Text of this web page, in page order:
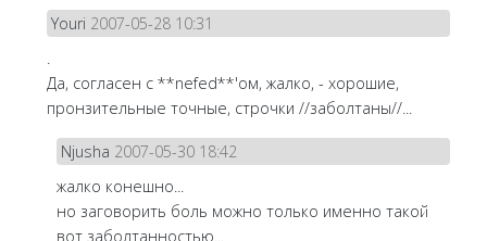
Youri 2007-05-28 10:31
.
Да, согласен с **nefed**'ом, жалко, - хорошие,
пронзительные точные, строчки //заболтаны//...
Njusha 2007-05-30 18:42
жалко конешно...
но заговорить боль можно только именно такой
вот заболтанностью...